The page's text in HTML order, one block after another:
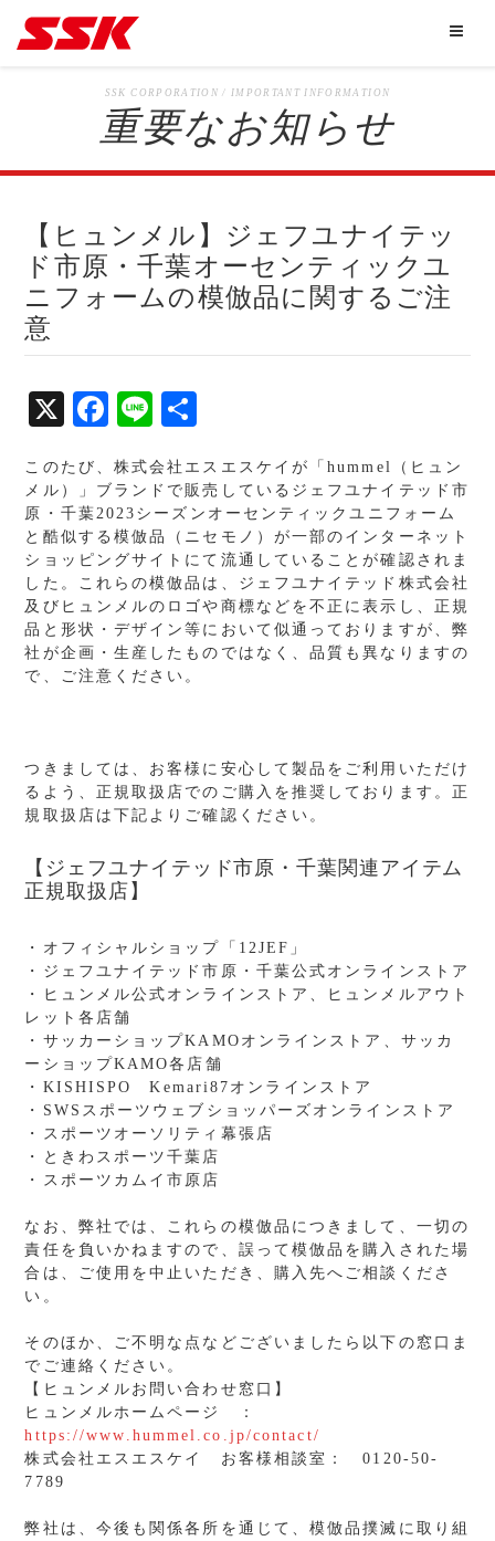
SSK CORPORATION / IMPORTANT INFORMATION
重要なお知らせ
【ヒュンメル】ジェフユナイテッ
ド市原・千葉オーセンティックユ
ニフォームの模倣品に関するご注
意
X
Fa
bo
ok
Li
このたび、株式会社エスエスケイが「hummel（ヒュン
メル）」ブランドで販売しているジェフユナイテッド市
原・千葉2023シーズンオーセンティックユニフォーム
と酷似する模倣品（ニセモノ）が一部のインターネット
ショッピングサイトにて流通していることが確認されま
した。これらの模倣品は、ジェフユナイテッド株式会社
及びヒュンメルのロゴや商標などを不正に表示し、正規
品と形状・デザイン等において似通っておりますが、弊
社が企画・生産したものではなく、品質も異なりますの
で、ご注意ください。
つきましては、お客様に安心して製品をご利用いただけ
るよう、正規取扱店でのご購入を推奨しております。正
規取扱店は下記よりご確認ください。
【ジェフユナイテッド市原・千葉関連アイテム
正規取扱店】
・オフィシャルショップ「12JEF」
・ジェフユナイテッド市原・千葉公式オンラインストア
・ヒュンメル公式オンラインストア、ヒュンメルアウト
レット各店舗
・サッカーショップKAMOオンラインストア、サッカ
ーショップKAMO各店舗
・KISHISPO Kemari87オンラインストア
・SWSスポーツウェブショッパーズオンラインストア
・スポーツオーソリティ幕張店
・ときわスポーツ千葉店
・スポーツカムイ市原店
なお、弊社では、これらの模倣品につきまして、一切の
責任を負いかねますので、誤って模倣品を購入された場
合は、ご使用を中止いただき、購入先へご相談くださ
い。
そのほか、ご不明な点などございましたら以下の窓口ま
でご連絡ください。
【ヒュンメルお問い合わせ窓口】
ヒュンメルホームページ ：
https://www.hummel.co.jp/contact/
株式会社エスエスケイ お客様相談室： 0120-50-
7789
弊社は、今後も関係各所を通じて、模倣品撲滅に取り組